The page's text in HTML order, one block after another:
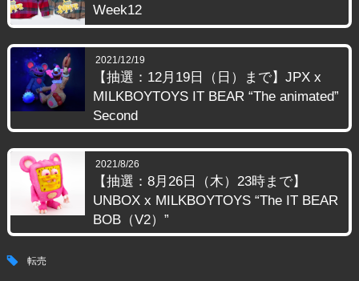
Week12
2021/12/19
【抽選：12月19日（日）まで】JPX x
MILKBOYTOYS IT BEAR “The animated”
Second
2021/8/26
【抽選：8月26日（木）23時まで】
UNBOX x MILKBOYTOYS “The IT BEAR
BOB（V2）”
tag 転売